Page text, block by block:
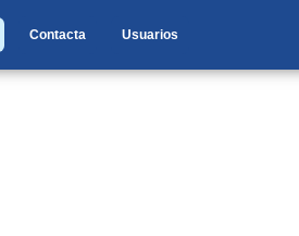
Contacta Usuarios